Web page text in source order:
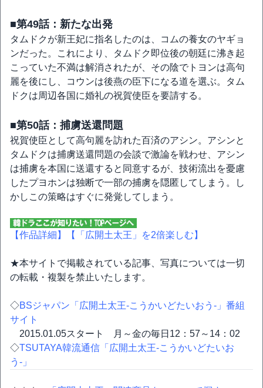
■第49話：新たな出発
タムドクが新王妃に指名したのは、コムの養女のヤギョ
ンだった。これにより、タムドク即位後の朝廷に沸き起
こっていた不満は解消されたが、その陰でトヨンは高句
麗を後にし、コウンは後燕の臣下になる道を選ぶ。タム
ドクは周辺各国に婚礼の祝賀使臣を要請する。
■第50話：捕虜送還問題
祝賀使臣として高句麗を訪れた百済のアシン。アシンと
タムドクは捕虜送還問題の会談で激論を戦わせ、アシン
は捕虜を本国に送還すると同意するが、技術流出を憂慮
したプヨホンは独断で一部の捕虜を隠匿してしまう。し
かしこの策略はすぐに発覚してしまう。
【作品詳細】 【「広開土太王」を2倍楽しむ】
★本サイトで掲載されている記事、写真については一切
の転載・複製を禁止いたします。
◇BSジャパン「広開土太王-こうかいどたいおう-」番組
サイト
2015.01.05スタート 月～金の毎日12：57～14：02
◇TSUTAYA韓流通信「広開土太王-こうかいどたいお
う-」